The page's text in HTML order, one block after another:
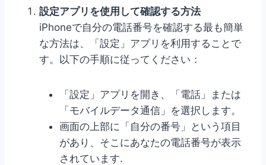
設定アプリを使用して確認する方法
iPhoneで自分の電話番号を確認する最も簡単
な方法は、「設定」アプリを利用することで
す。以下の手順に従ってください：
「設定」アプリを開き、「電話」または
「モバイルデータ通信」を選択します。
画面の上部に「自分の番号」という項目
があり、そこにあなたの電話番号が表示
されています.